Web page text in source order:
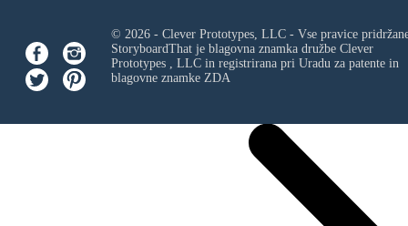
© 2026 - Clever Prototypes, LLC - Vse pravice
StoryboardThat je blagovna znamka družbe Clever
Prototypes , LLCin registrirana pri Uradu za patente in
blagovne znamke ZDA